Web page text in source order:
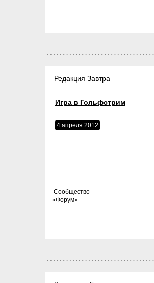
Редакция Завтра
Игра в Гольфстрим
4 апреля 2012
Cообщество
«Форум»